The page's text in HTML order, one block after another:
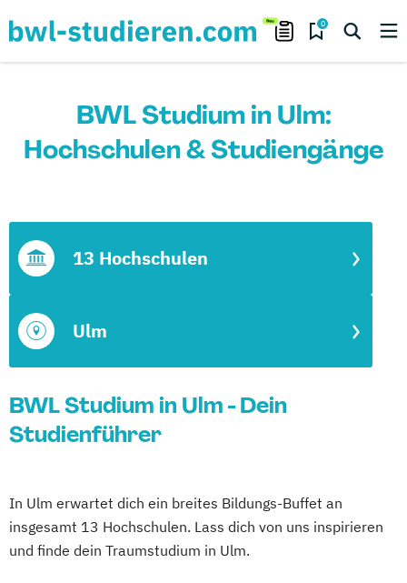
0
BWL Studium in Ulm:
Hochschulen & Studiengänge
Ulm
13 Hochschulen
BWL Studium in Ulm - Dein
Studienführer
In Ulm erwartet dich ein breites Bildungs-Buffet an
insgesamt 13 Hochschulen. Lass dich von uns inspirieren
und finde dein Traumstudium in Ulm.